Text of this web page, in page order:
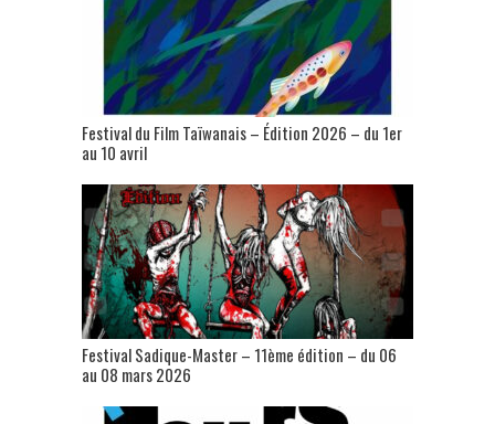
Festival du Film Taïwanais – Édition 2026 – du 1er
au 10 avril
Festival Sadique-Master – 11ème édition – du 06
au 08 mars 2026